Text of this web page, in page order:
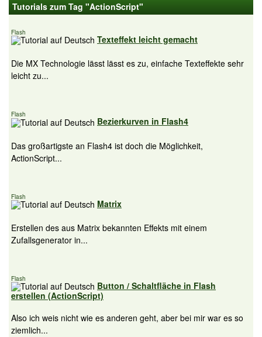
Tutorials zum Tag "ActionScript"
Flash
Texteffekt leicht gemacht
Die MX Technologie lässt lässt es zu, einfache Texteffekte sehr
leicht zu...
Flash
Bezierkurven in Flash4
Das großartigste an Flash4 ist doch die Möglichkeit,
ActionScript...
Flash
Matrix
Erstellen des aus Matrix bekannten Effekts mit einem
Zufallsgenerator in...
Flash
Button / Schaltfläche in Flash
erstellen (ActionScript)
Also ich weis nicht wie es anderen geht, aber bei mir war es so
ziemlich...